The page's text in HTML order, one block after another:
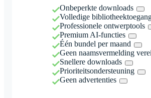
Onbeperkte downloads
Volledige
Professionele ontwerptools
Premium AI-functies
Één bundel per maand
Geen naamsvermelding
Snellere downloads
Prioriteitsondersteuning
Geen advertenties